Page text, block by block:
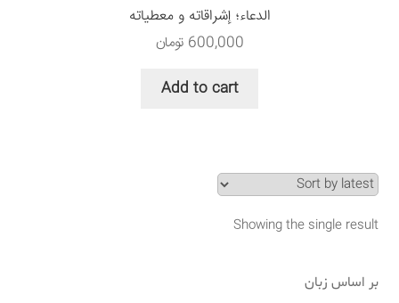
الدعاء؛ إشراقاته و معطیاته
600,000 تومان
Add to cart
Showing the single result
بر اساس زبان